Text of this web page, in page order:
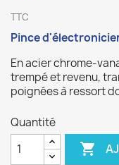
TTC
Pince
En acier chrome-
trempé et revenu,
poignées à ressort
Quantité
